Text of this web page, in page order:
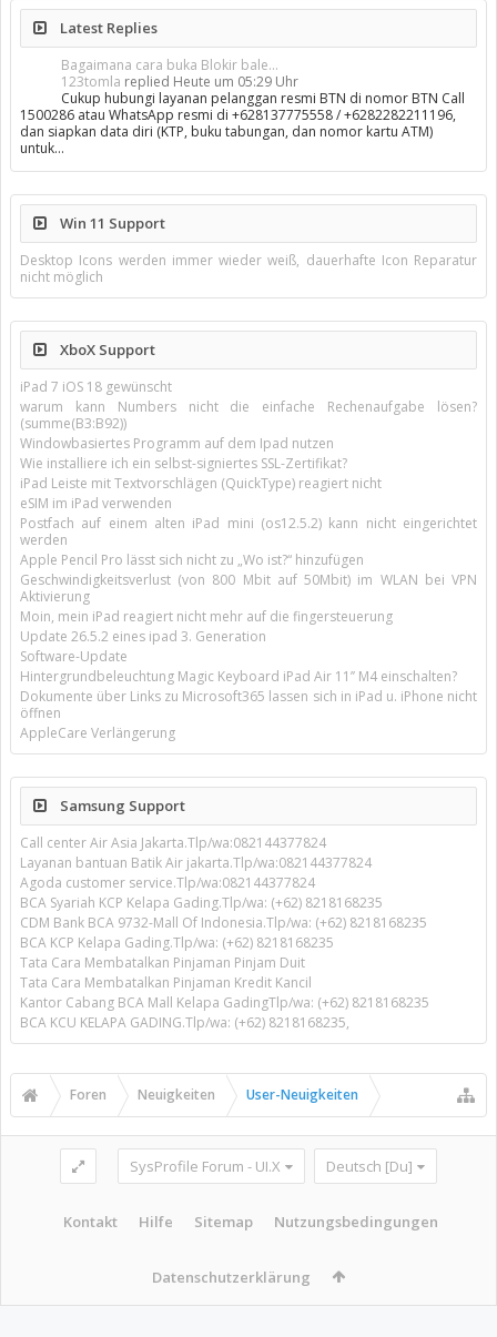
Latest Replies
Bagaimana cara buka Blokir bale...
123tomla replied Heute um 05:29 Uhr
Cukup hubungi layanan pelanggan resmi BTN di nomor BTN Call
1500286 atau WhatsApp resmi di +628137775558 / +6282282211196,
dan siapkan data diri (KTP, buku tabungan, dan nomor kartu ATM)
untuk…
Win 11 Support
Desktop Icons werden immer wieder weiß, dauerhafte Icon Reparatur
nicht möglich
XboX Support
iPad 7 iOS 18 gewünscht
warum kann Numbers nicht die einfache Rechenaufgabe lösen?
(summe(B3:B92))
Windowbasiertes Programm auf dem Ipad nutzen
Wie installiere ich ein selbst-signiertes SSL-Zertifikat?
iPad Leiste mit Textvorschlägen (QuickType) reagiert nicht
eSIM im iPad verwenden
Postfach auf einem alten iPad mini (os12.5.2) kann nicht eingerichtet
werden
Apple Pencil Pro lässt sich nicht zu „Wo ist?“ hinzufügen
Geschwindigkeitsverlust (von 800 Mbit auf 50Mbit) im WLAN bei VPN
Aktivierung
Moin, mein iPad reagiert nicht mehr auf die fingersteuerung
Update 26.5.2 eines ipad 3. Generation
Software-Update
Hintergrundbeleuchtung Magic Keyboard iPad Air 11’’ M4 einschalten?
Dokumente über Links zu Microsoft365 lassen sich in iPad u. iPhone nicht
öffnen
AppleCare Verlängerung
Samsung Support
Call center Air Asia Jakarta.Tlp/wa:082144377824
Layanan bantuan Batik Air jakarta.Tlp/wa:082144377824
Agoda customer service.Tlp/wa:082144377824
BCA Syariah KCP Kelapa Gading.Tlp/wa: (+62) 8218168235
CDM Bank BCA 9732-Mall Of Indonesia.Tlp/wa: (+62) 8218168235
BCA KCP Kelapa Gading.Tlp/wa: (+62) 8218168235
Tata Cara Membatalkan Pinjaman Pinjam Duit
Tata Cara Membatalkan Pinjaman Kredit Kancil
Kantor Cabang BCA Mall Kelapa GadingTlp/wa: (+62) 8218168235
BCA KCU KELAPA GADING.Tlp/wa: (+62) 8218168235,
Foren Neuigkeiten User-Neuigkeiten
SysProfile Forum - UI.X Deutsch [Du]
Kontakt Hilfe Sitemap Nutzungsbedingungen
Datenschutzerklärung